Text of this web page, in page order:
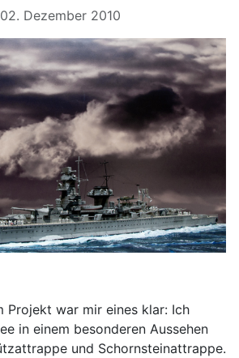
Dezember 2010
Projekt war mir eines klar: Ich
in einem besonderen Aussehen
und Schornsteinattrappe.